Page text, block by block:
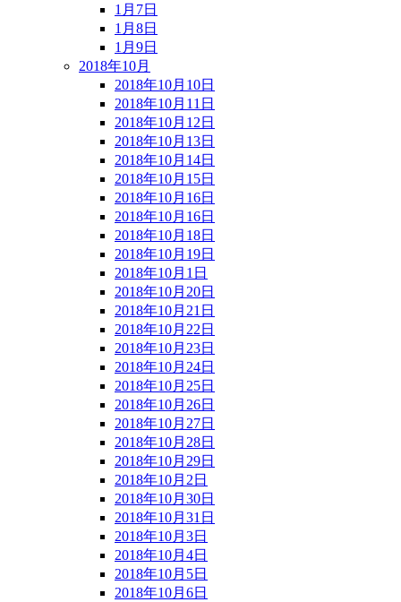
1月7日
1月8日
1月9日
2018年10月
2018年10月10日
2018年10月11日
2018年10月12日
2018年10月13日
2018年10月14日
2018年10月15日
2018年10月16日
2018年10月16日
2018年10月18日
2018年10月19日
2018年10月1日
2018年10月20日
2018年10月21日
2018年10月22日
2018年10月23日
2018年10月24日
2018年10月25日
2018年10月26日
2018年10月27日
2018年10月28日
2018年10月29日
2018年10月2日
2018年10月30日
2018年10月31日
2018年10月3日
2018年10月4日
2018年10月5日
2018年10月6日